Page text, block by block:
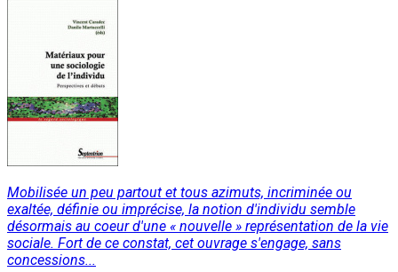
Mobilisée un peu partout et tous azimuts, incriminée ou
exaltée, définie ou imprécise, la notion d'individu semble
désormais au coeur d'une « nouvelle » représentation de la vie
sociale. Fort de ce constat, cet ouvrage s'engage, sans
concessions...